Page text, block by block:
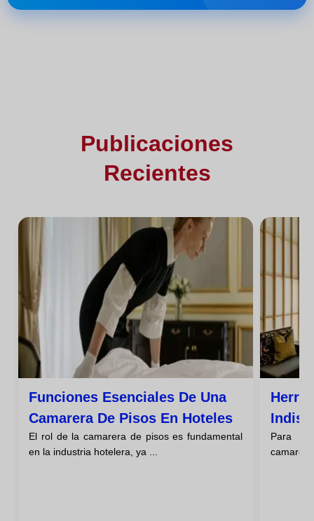
Publicaciones
Recientes
Funciones Esenciales De Una
Camarera De Pisos En Hoteles
El rol de la camarera de pisos es fundamental
en la industria hotelera, ya ...
De
Para